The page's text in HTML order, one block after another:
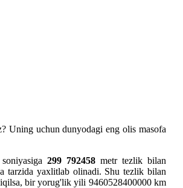
Uning uchun dunyodagi eng olis masofa
299 792458 metr tezlik bilan
tarzida yaxlitlab olinadi. Shu tezlik bilan
bir yorug'lik yili 9460528400000 km